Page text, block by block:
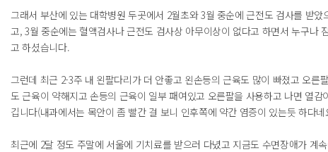
그래서 부산에 있는 대학병원 두곳에서 2월초와 3월 중순에 근전도 검사를 받
고, 3월 중순에는 혈액검사나 근전도 검사상 아무이상이 없다고 하면서 누구
고 하셨습니다.
그런데 최근 2-3주 내 왼팔다리가 더 안좋고 왼손등의 근육도 많이 빠졌고 오
도 근육이 약해지고 손등의 근육이 일부 패여있고 오른팔을 사용하고 나면 열
깁니다(내과에서는 목안이 좀 빨간 걸 보니 인후쪽에 약간 염증이 있는듯 하다네
최근에 2달 정도 주말에 서울에 기치료를 받으러 다녔고 지금도 수면장애가 계